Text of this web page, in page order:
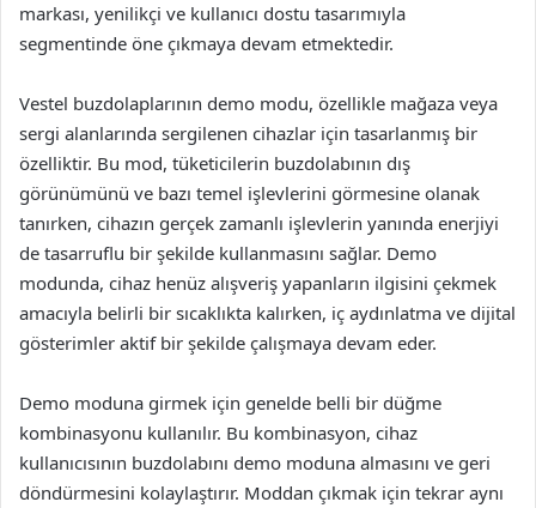
markası, yenilikçi ve kullanıcı dostu tasarımıyla
segmentinde öne çıkmaya devam etmektedir.
Vestel buzdolaplarının demo modu, özellikle mağaza veya
sergi alanlarında sergilenen cihazlar için tasarlanmış bir
özelliktir. Bu mod, tüketicilerin buzdolabının dış
görünümünü ve bazı temel işlevlerini görmesine olanak
tanırken, cihazın gerçek zamanlı işlevlerin yanında enerjiyi
de tasarruflu bir şekilde kullanmasını sağlar. Demo
modunda, cihaz henüz alışveriş yapanların ilgisini çekmek
amacıyla belirli bir sıcaklıkta kalırken, iç aydınlatma ve dijital
gösterimler aktif bir şekilde çalışmaya devam eder.
Demo moduna girmek için genelde belli bir düğme
kombinasyonu kullanılır. Bu kombinasyon, cihaz
kullanıcısının buzdolabını demo moduna almasını ve geri
döndürmesini kolaylaştırır. Moddan çıkmak için tekrar aynı